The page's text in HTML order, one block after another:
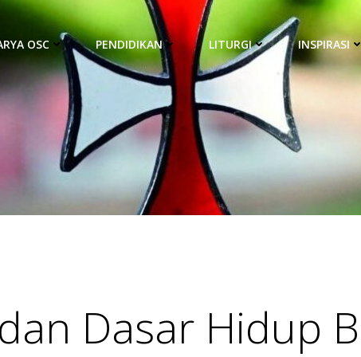
OSC PENDIDIKAN LITURGI INSPIRASI
Dasar Hidup